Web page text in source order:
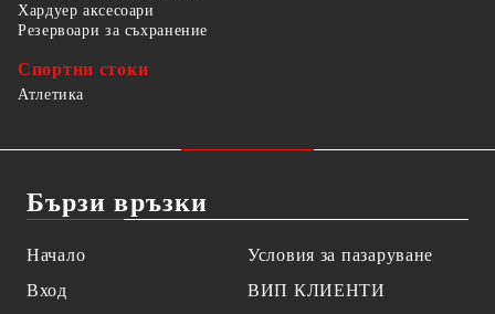
Хардуер аксесоари
Резервоари за съхранение
Спортни стоки
Атлетика
Бързи връзки
Начало
Вход
Условия за пазаруване
ВИП КЛИЕНТИ